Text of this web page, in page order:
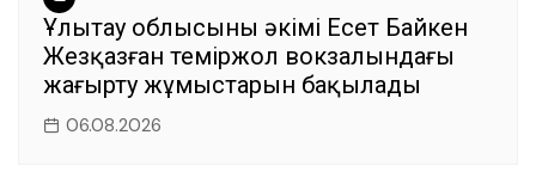
Ұлытау облысының әкімі Есет Байкен
Жезқазған теміржол вокзалындағы
жаңғырту жұмыстарын бақылады
06.08.2026